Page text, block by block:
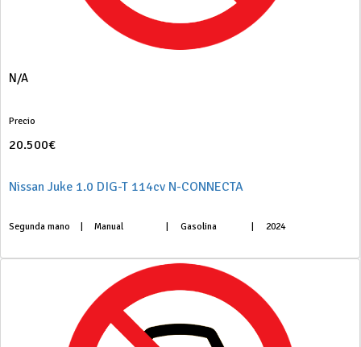
N/A
Precio
20.500€
Nissan Juke 1.0 DIG-T 114cv N-CONNECTA
Segunda mano Manual Gasolina 2024